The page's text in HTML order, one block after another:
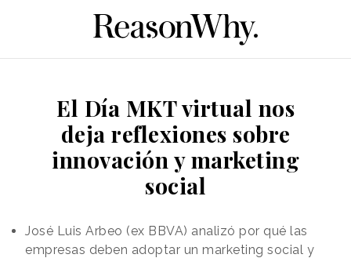
El Día MKT virtual nos
deja reflexiones sobre
innovación y marketing
social
José Luis Arbeo (ex BBVA) analizó por qué las
empresas deben adoptar un marketing social y